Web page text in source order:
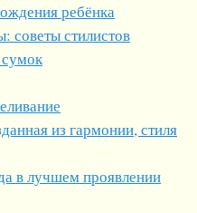
ребёнка
стилистов
из гармонии, стиля
в лучшем проявлении